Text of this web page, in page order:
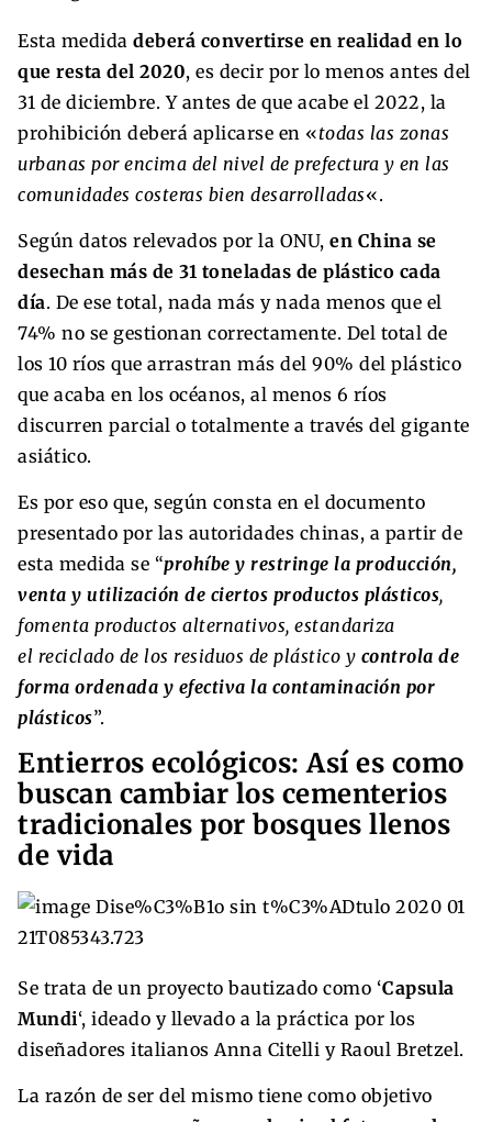
Esta medida deberá convertirse en realidad en lo
que resta del 2020, es decir por lo menos antes del
31 de diciembre. Y antes de que acabe el 2022, la
prohibición deberá aplicarse en «todas las zonas
urbanas por encima del nivel de prefectura y en las
comunidades costeras bien desarrolladas«.
Según datos relevados por la ONU, en China se
desechan más de 31 toneladas de plástico cada
día. De ese total, nada más y nada menos que el
74% no se gestionan correctamente. Del total de
los 10 ríos que arrastran más del 90% del plástico
que acaba en los océanos, al menos 6 ríos
discurren parcial o totalmente a través del gigante
asiático.
Es por eso que, según consta en el documento
presentado por las autoridades chinas, a partir de
esta medida se “prohíbe y restringe la producción,
venta y utilización de ciertos productos plásticos,
fomenta productos alternativos, estandariza
el reciclado de los residuos de plástico y controla de
forma ordenada y efectiva la contaminación por
plásticos”.
Entierros ecológicos: Así es como
buscan cambiar los cementerios
tradicionales por bosques llenos
de vida
Se trata de un proyecto bautizado como ‘Capsula
Mundi‘, ideado y llevado a la práctica por los
diseñadores italianos Anna Citelli y Raoul Bretzel.
La razón de ser del mismo tiene como objetivo